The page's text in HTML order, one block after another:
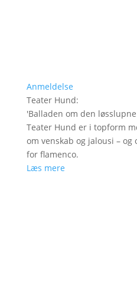
Anmeldelse
Teater Hund:
'Balladen om den
Teater Hund er i topform
om venskab og jalousi –
for flamenco.
Læs mere